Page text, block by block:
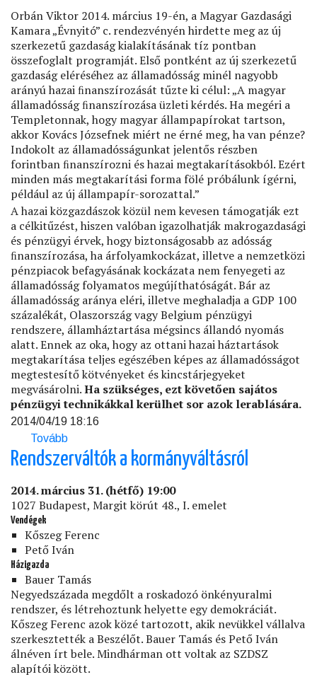
Orbán Viktor 2014. március 19-én, a Magyar Gazdasági
Kamara „Évnyitó” c. rendezvényén hirdette meg az új
szerkezetű gazdaság kialakításának tíz pontban
összefoglalt programját. Első pontként az új szerkezetű
gazdaság eléréséhez az államadósság minél nagyobb
arányú hazai ﬁnanszírozását tűzte ki célul: „A magyar
államadósság ﬁnanszírozása üzleti kérdés. Ha megéri a
Templetonnak, hogy magyar állampapírokat tartson,
akkor Kovács Józsefnek miért ne érné meg, ha van pénze?
Indokolt az államadósságunkat jelentős részben
forintban ﬁnanszírozni és hazai megtakarításokból. Ezért
minden más megtakarítási forma fölé próbálunk ígérni,
például az új állampapír-sorozattal.”
A hazai közgazdászok közül nem kevesen támogatják ezt
a célkitűzést, hiszen valóban igazolhatják makrogazdasági
és pénzügyi érvek, hogy biztonságosabb az adósság
ﬁnanszírozása, ha árfolyamkockázat, illetve a nemzetközi
pénzpiacok befagyásának kockázata nem fenyegeti az
államadósság folyamatos megújíthatóságát. Bár az
államadósság aránya eléri, illetve meghaladja a GDP 100
százalékát, Olaszország vagy Belgium pénzügyi
rendszere, államháztartása mégsincs állandó nyomás
alatt. Ennek az oka, hogy az ottani hazai háztartások
megtakarítása teljes egészében képes az államadósságot
megtestesítő kötvényeket és kincstárjegyeket
megvásárolni.Ha szükséges, ezt követően sajátos
pénzügyi technikákkal kerülhet sor azok lerablására.
2014/04/19 18:16
Tovább
maffiaállam
piramisjátéka)
Rendszerváltók a kormányváltásról
2014. március 31. (hétfő) 19:00
1027 Budapest, Margit körút 48., I. emelet
Vendégek
Kőszeg Ferenc
Pető Iván
Házigazda
Bauer Tamás
Negyedszázada megdőlt a roskadozó önkényuralmi
rendszer, és létrehoztunk helyette egy demokráciát.
Kőszeg Ferenc azok közé tartozott, akik nevükkel vállalva
szerkesztették a Beszélőt. Bauer Tamás és Pető Iván
álnéven írt bele. Mindhárman ott voltak az SZDSZ
alapítói között.